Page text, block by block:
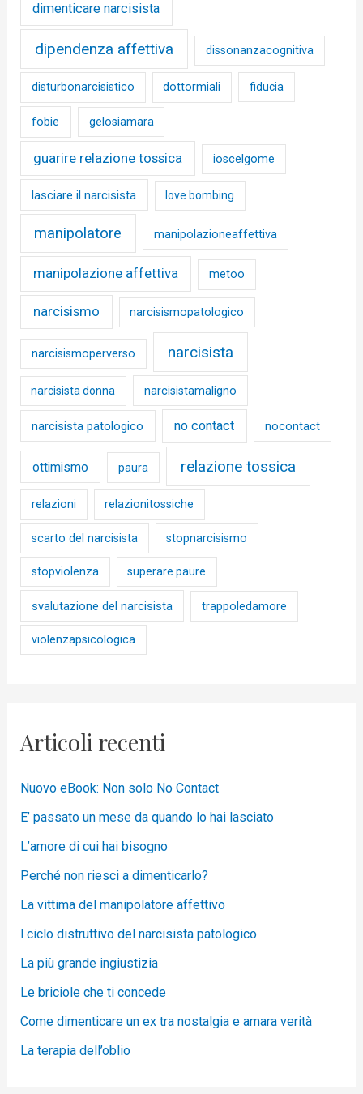
dimenticare narcisista
dipendenza affettiva dissonanzacognitiva
disturbonarcisistico dottormiali fiducia
fobie gelosiamara
guarire relazione tossica ioscelgome
lasciare il narcisista love bombing
manipolatore manipolazioneaffettiva
manipolazione affettiva metoo
narcisismo narcisismopatologico
narcisismoperverso narcisista
narcisista donna narcisistamaligno
narcisista patologico no contact nocontact
ottimismo paura relazione tossica
relazioni relazionitossiche
scarto del narcisista stopnarcisismo
stopviolenza superare paure
svalutazione del narcisista trappoledamore
violenzapsicologica
Articoli recenti
Nuovo eBook: Non solo No Contact
E’ passato un mese da quando lo hai lasciato
L’amore di cui hai bisogno
Perché non riesci a dimenticarlo?
La vittima del manipolatore affettivo
l ciclo distruttivo del narcisista patologico
La più grande ingiustizia
Le briciole che ti concede
Come dimenticare un ex tra nostalgia e amara verità
La terapia dell’oblio